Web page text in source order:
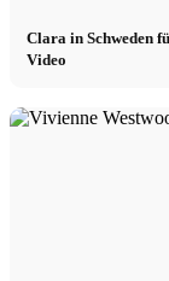
Clara in Schweden
Video